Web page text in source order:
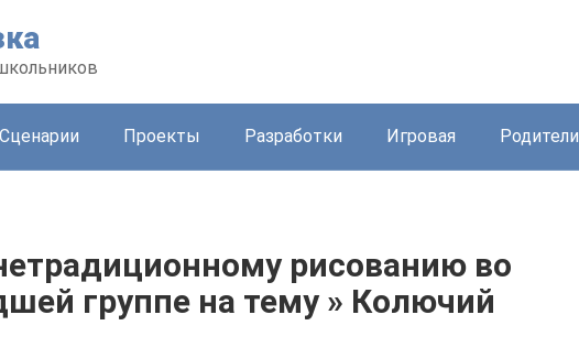
Сценарии Проекты Разработки Игровая Родители
рисованию во
группе на тему » Колючий